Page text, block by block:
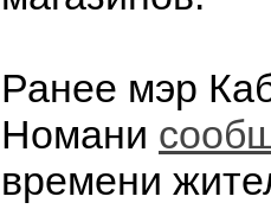
Ранее мэр
Номани
времени